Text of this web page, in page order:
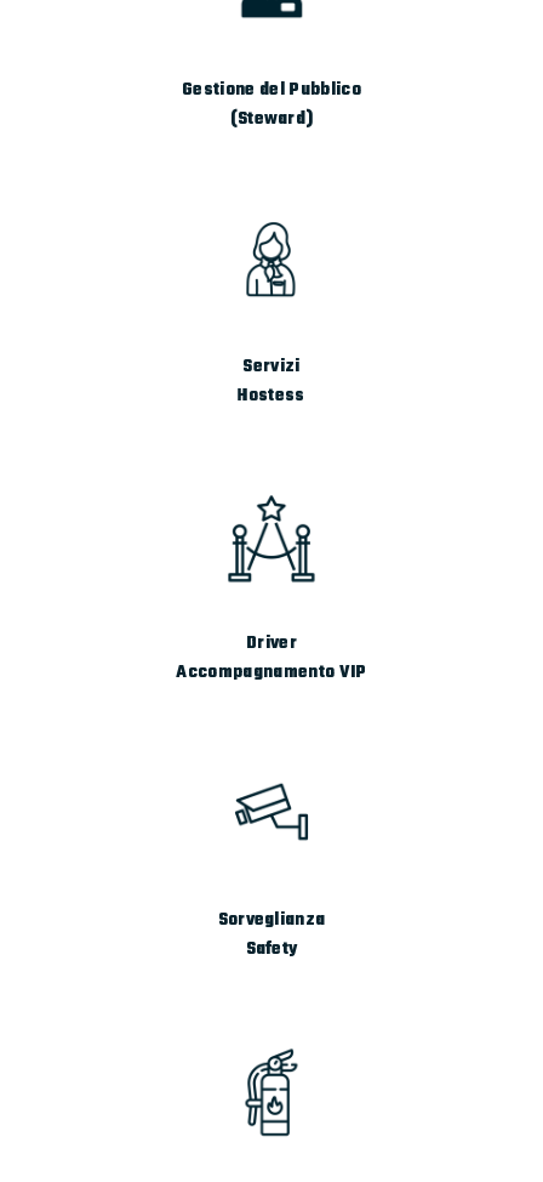
Gestione del Pubblico
(Steward)
Servizi
Hostess
Driver
Accompagnamento VIP
Sorveglianza
Safety